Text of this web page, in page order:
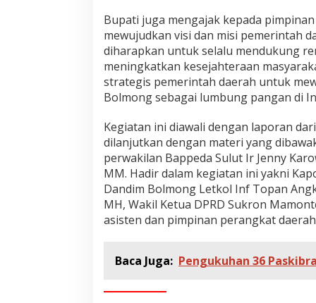
Bupati juga mengajak kepada
mewujudkan visi dan misi pemerintah
diharapkan untuk selalu mendukung
meningkatkan kesejahteraan
strategis pemerintah daerah untuk
Bolmong sebagai lumbung pangan di
Kegiatan ini diawali dengan laporan
dilanjutkan dengan materi yang
perwakilan Bappeda Sulut Ir Jenny
MM. Hadir dalam kegiatan ini yakni
Dandim Bolmong Letkol Inf Topan
MH, Wakil Ketua DPRD Sukron
asisten dan pimpinan perangkat
Baca Juga: Pengukuhan 36